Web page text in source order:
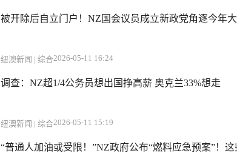
被开除后自立门户！NZ国会议员成立新政党角逐今年
纽澳新闻 | 综合2026-05-11 16:24
调查：NZ超1/4公务员想出国挣高薪 奥克兰33%想走
纽澳新闻 | 综合2026-05-11 15:19
“普通人加油或受限！”NZ政府公布“燃料应急预案”！这